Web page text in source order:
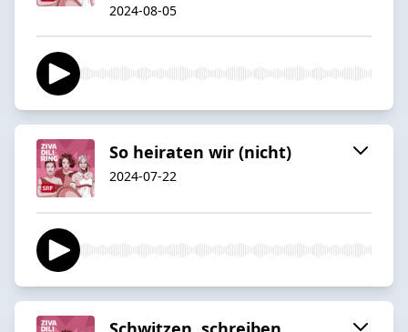
2024-08-05
So heiraten wir (nicht)
2024-07-22